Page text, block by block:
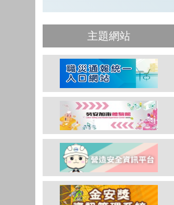
主題網站